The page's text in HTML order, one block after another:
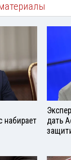
набирает
дать